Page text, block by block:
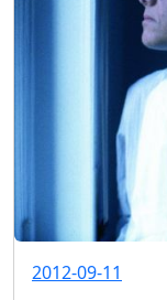
2012-09-11